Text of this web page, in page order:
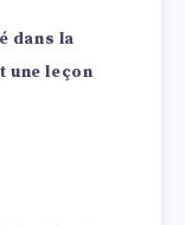
dans la
une leçon